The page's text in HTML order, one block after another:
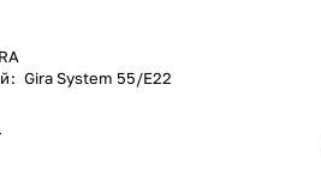
: Gira System 55/E22